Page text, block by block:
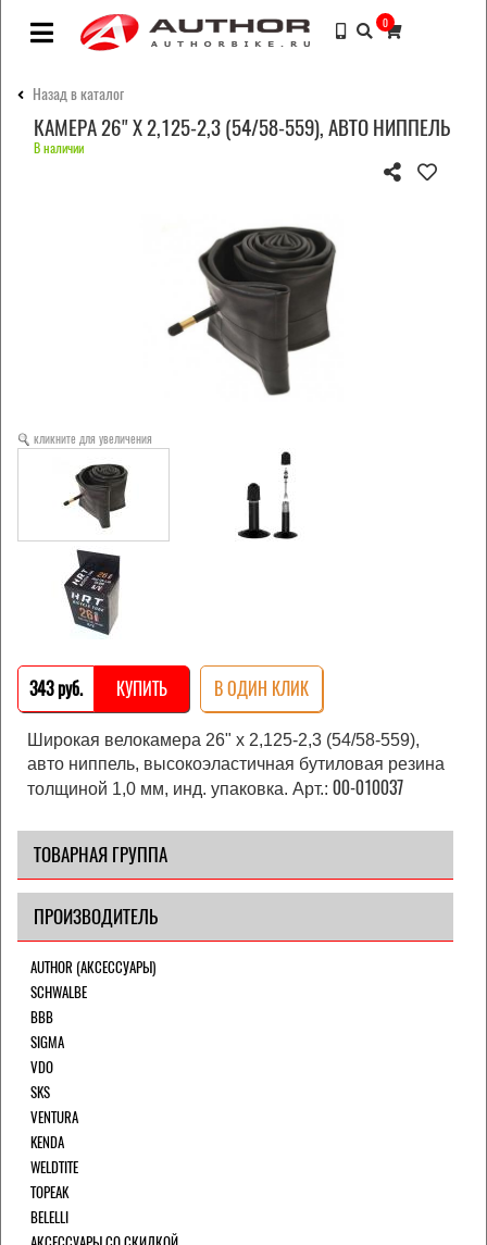
0
Назад в каталог
КАМЕРА 26" X 2,125-2,3 (54/58-559), АВТО НИППЕЛЬ
В наличии
кликните для увеличения
343 pуб. КУПИТЬ В ОДИН КЛИК
Широкая велокамера 26" x 2,125-2,3 (54/58-559),
авто ниппель, высокоэластичная бутиловая резина
толщиной 1,0 мм, инд. упаковка. Арт.: 00-010037
ТОВАРНАЯ ГРУППА
ПРОИЗВОДИТЕЛЬ
AUTHOR (АКСЕССУАРЫ)
SCHWALBE
BBB
SIGMA
VDO
SKS
VENTURA
KENDA
WELDTITE
TOPEAK
BELELLI